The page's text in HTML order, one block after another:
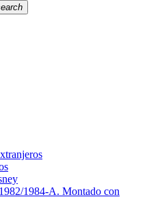
1984-A. Montado con